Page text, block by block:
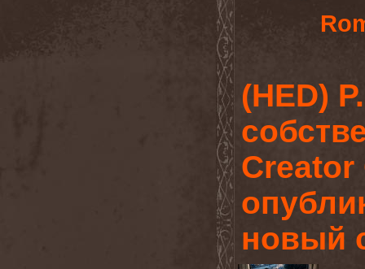
(HED)
Creator
новый